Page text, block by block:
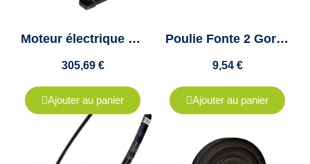
Moteur électrique monophasé 3kw - 3000tr/min - 230v - un condensateur
305,69 €
Ajouter au panier
Poulie Fonte 2 Gorges Pour Courroie A, SPA, XPA - Diamètre 71 - Moyeu Amovible 1108
9,54 €
Ajouter au panier